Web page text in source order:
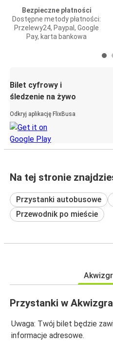
Bezpieczne płatności
Dostępne metody płatności:
Przelewy24, Paypal, Google
Pay, karta bankowa
Bilet cyfrowy i
śledzenie na żywo
Odkryj aplikację FlixBusa
Na tej stronie
Przystanki autobusowe
Przewodnik po mieście
Przystanki w
Uwaga: Twój bilet będzie
informacje adresowe.